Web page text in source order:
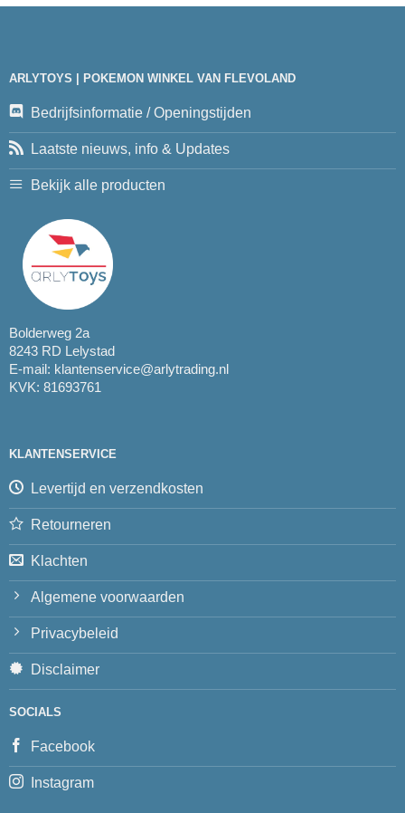
ARLYTOYS | POKEMON WINKEL VAN FLEVOLAND
Bedrijfsinformatie / Openingstijden
Laatste nieuws, info & Updates
Bekijk alle producten
Bolderweg 2a
8243 RD Lelystad
E-mail: klantenservice@arlytrading.nl
KVK: 81693761
KLANTENSERVICE
Levertijd en verzendkosten
Retourneren
Klachten
Algemene voorwaarden
Privacybeleid
Disclaimer
SOCIALS
Facebook
Instagram